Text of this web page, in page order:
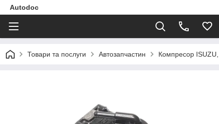
Autodoc
Товари та послуги Автозапчастин Компресор